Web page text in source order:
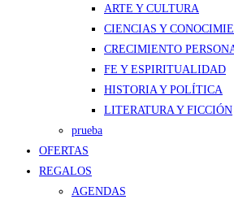
ARTE Y CULTURA
CIENCIAS Y
CRECIMIENTO
FE Y ESPIRITUALIDAD
HISTORIA Y POLÍTICA
LITERATURA Y FICCIÓN
prueba
OFERTAS
REGALOS
AGENDAS